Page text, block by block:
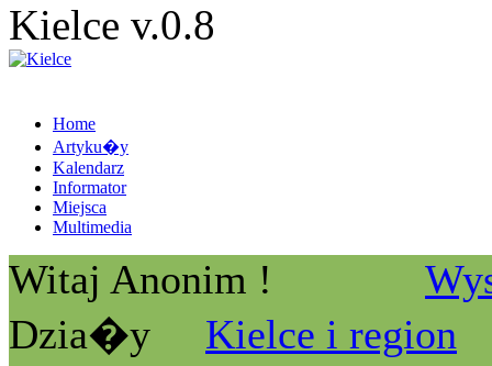
Kielce v.0.8
Home
Artyku�y
Kalendarz
Informator
Miejsca
Multimedia
Witaj Anonim !
Dzia�y
Kielce i region